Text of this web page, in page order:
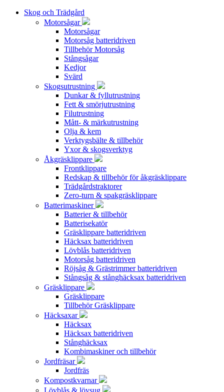
Skog och Trädgård
Motorsågar
Motorsågar
Motorsåg batteridriven
Tillbehör Motorsåg
Stångsågar
Kedjor
Svärd
Skogsutrustning
Dunkar & fyllutrustning
Fett & smörjutrustning
Filutrustning
Mått- & märkutrustning
Olja & kem
Verktygsbälte & tillbehör
Yxor & skogsverktyg
Åkgräsklippare
Frontklippare
Redskap & tillbehör för åkgräsklippare
Trädgårdstraktorer
Zero-turn & spakgräsklippare
Batterimaskiner
Batterier & tillbehör
Batterisekatör
Gräsklippare batteridriven
Häcksax batteridriven
Lövblås batteridriven
Motorsåg batteridriven
Röjsåg & Grästrimmer batteridriven
Stångsåg & stånghäcksax batteridriven
Gräsklippare
Gräsklippare
Tillbehör Gräsklippare
Häcksaxar
Häcksax
Häcksax batteridriven
Stånghäcksax
Kombimaskiner och tillbehör
Jordfräsar
Jordfräs
Kompostkvarnar
Lövblås & lövsug